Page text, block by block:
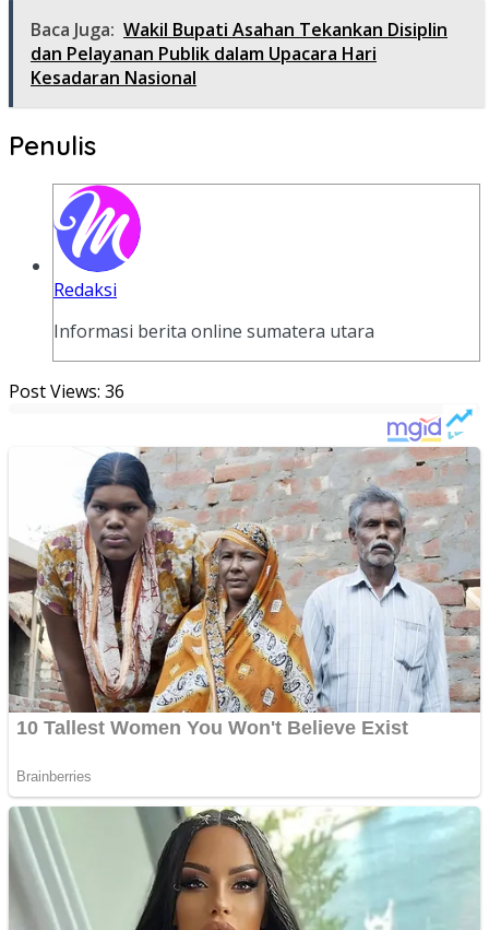
Baca Juga: Wakil Bupati Asahan Tekankan Disiplin
dan Pelayanan Publik dalam Upacara Hari
Kesadaran Nasional
Penulis
Redaksi
Informasi berita online sumatera utara
Post Views: 36